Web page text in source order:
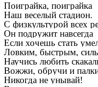
Поиграйка, поиграйка
Наш веселый стадион.
С физкультурой всех
Он подружит навсегда
Если хочешь стать
Ловким, быстрым,
Научись любить
Вожжи, обручи и
Никогда не унывай!